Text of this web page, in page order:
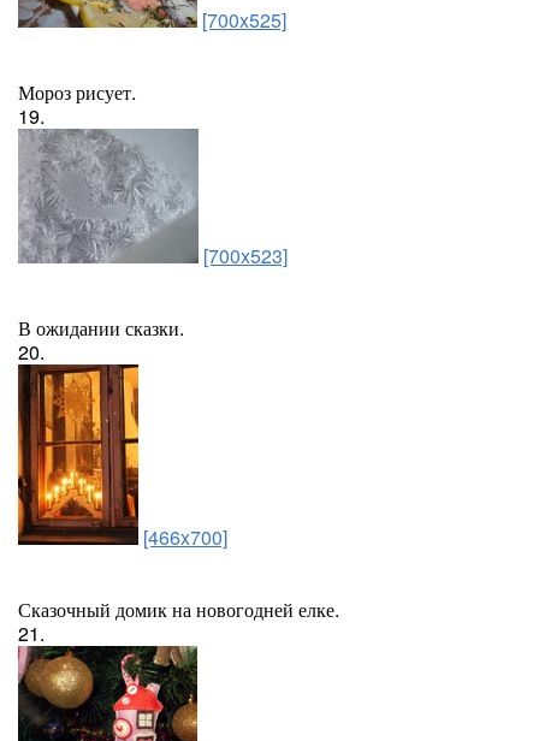
[700x525]
Мороз рисует.
19.
[700x523]
В ожидании сказки.
20.
[466x700]
Сказочный домик на новогодней елке.
21.